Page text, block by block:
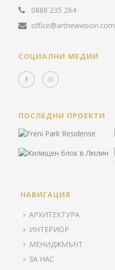
0888 235 264
office@artnewvision.com
СОЦИАЛНИ МЕДИИ
ПОСЛЕДНИ ПРОЕКТИ
НАВИГАЦИЯ
АРХИТЕКТУРА
ИНТЕРИОР
МЕНИДЖМЪНТ
ЗА НАС